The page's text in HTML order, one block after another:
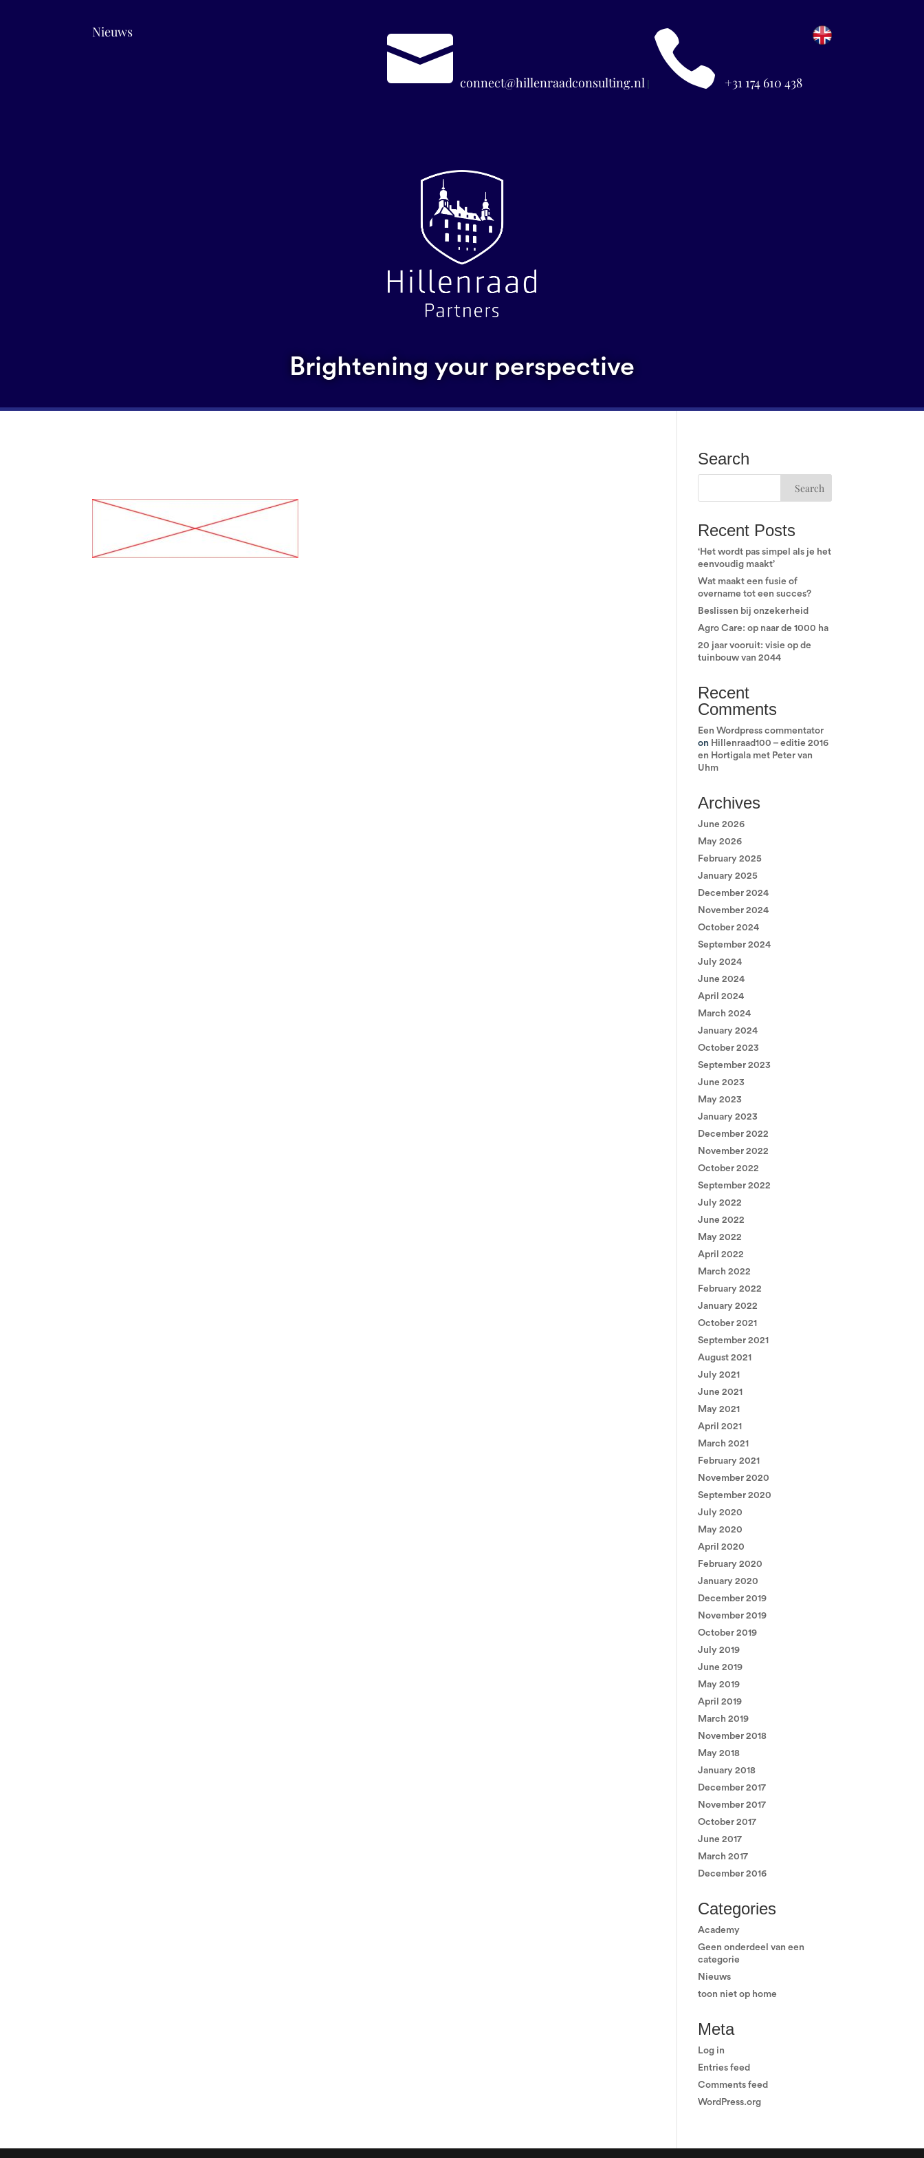
Nieuws  connect@hillenraadconsulting.nl|  +31 174 610 438
Brightening your perspective
Search
Recent Posts
‘Het wordt pas simpel als je het
eenvoudig maakt’
Wat maakt een fusie of
overname tot een succes?
Beslissen bij onzekerheid
Agro Care: op naar de 1000 ha
20 jaar vooruit: visie op de
tuinbouw van 2044
Recent
Comments
Een Wordpress commentator
on Hillenraad100 – editie 2016
en Hortigala met Peter van
Uhm
Archives
June 2026
May 2026
February 2025
January 2025
December 2024
November 2024
October 2024
September 2024
July 2024
June 2024
April 2024
March 2024
January 2024
October 2023
September 2023
June 2023
May 2023
January 2023
December 2022
November 2022
October 2022
September 2022
July 2022
June 2022
May 2022
April 2022
March 2022
February 2022
January 2022
October 2021
September 2021
August 2021
July 2021
June 2021
May 2021
April 2021
March 2021
February 2021
November 2020
September 2020
July 2020
May 2020
April 2020
February 2020
January 2020
December 2019
November 2019
October 2019
July 2019
June 2019
May 2019
April 2019
March 2019
November 2018
May 2018
January 2018
December 2017
November 2017
October 2017
June 2017
March 2017
December 2016
Categories
Academy
Geen onderdeel van een
categorie
Nieuws
toon niet op home
Meta
Log in
Entries feed
Comments feed
WordPress.org